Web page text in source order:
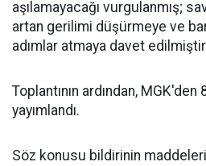
aşılamayacağı vurgulanmış;
artan gerilimi düşürmeye ve
adımlar atmaya davet
Toplantının ardından,
yayımlandı.
Söz konusu bildirinin